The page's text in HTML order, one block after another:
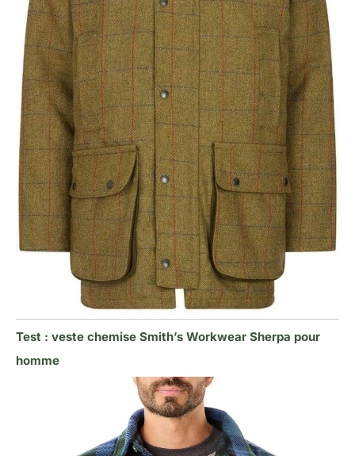
Test : veste chemise Smith’s Workwear Sherpa pour
homme